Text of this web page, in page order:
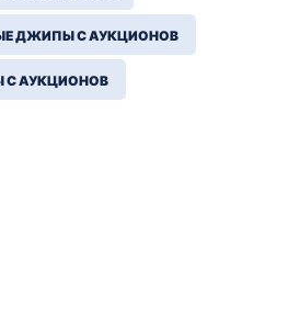
ДЖИПЫ С АУКЦИОНОВ
С АУКЦИОНОВ